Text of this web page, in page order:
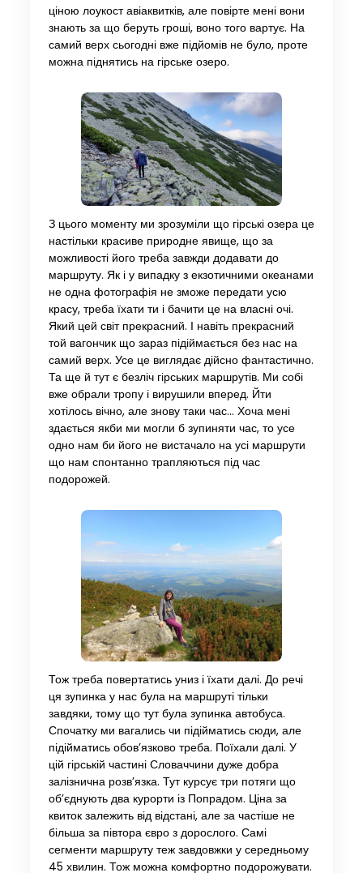
ціною лоукост авіаквитків, але повірте мені вони
знають за що беруть гроші, воно того вартує. На
самий верх сьогодні вже підйомів не було, проте
можна піднятись на гірське озеро.
З цього моменту ми зрозуміли що гірські озера це
настільки красиве природне явище, що за
можливості його треба завжди додавати до
маршруту. Як і у випадку з екзотичними океанами
не одна фотографія не зможе передати усю
красу, треба їхати ти і бачити це на власні очі.
Який цей світ прекрасний. І навіть прекрасний
той вагончик що зараз підіймається без нас на
самий верх. Усе це виглядає дійсно фантастично.
Та ще й тут є безліч гірських маршрутів. Ми собі
вже обрали тропу і вирушили вперед. Йти
хотілось вічно, але знову таки час… Хоча мені
здається якби ми могли б зупиняти час, то усе
одно нам би його не вистачало на усі маршрути
що нам спонтанно трапляються під час
подорожей.
Тож треба повертатись униз і їхати далі. До речі
ця зупинка у нас була на маршруті тільки
завдяки, тому що тут була зупинка автобуса.
Спочатку ми вагались чи підійматись сюди, але
підійматись обов’язково треба. Поїхали далі. У
цій гірській частині Словаччини дуже добра
залізнична розв’язка. Тут курсує три потяги що
об’єднують два курорти із Попрадом. Ціна за
квиток залежить від відстані, але за частіше не
більша за півтора євро з дорослого. Самі
сегменти маршруту теж завдовжки у середньому
45 хвилин. Тож можна комфортно подорожувати.